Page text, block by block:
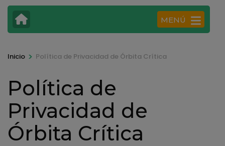
MENÚ
Inicio > Política de Privacidad de Órbita Crítica
Política de
Privacidad de
Órbita Crítica